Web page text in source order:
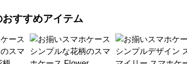
おすすめアイテム